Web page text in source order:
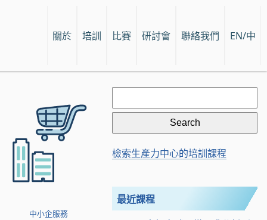
關於 培訓 比賽 研討會 聯絡我們 EN/中
中小企服務
for:
檢索生產力中心的培訓課程
最近課程